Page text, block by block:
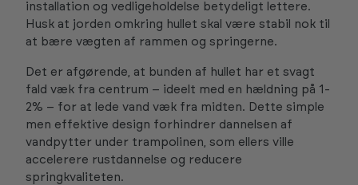
installation og vedligeholdelse betydeligt lettere.
Husk at jorden omkring hullet skal være stabil nok til
at bære vægten af rammen og springerne.
Det er afgørende, at bunden af hullet har et svagt
fald væk fra centrum – ideelt med en hældning på 1-
2% – for at lede vand væk fra midten. Dette simple
men effektive design forhindrer dannelsen af
vandpytter under trampolinen, som ellers ville
accelerere rustdannelse og reducere
springkvaliteten.